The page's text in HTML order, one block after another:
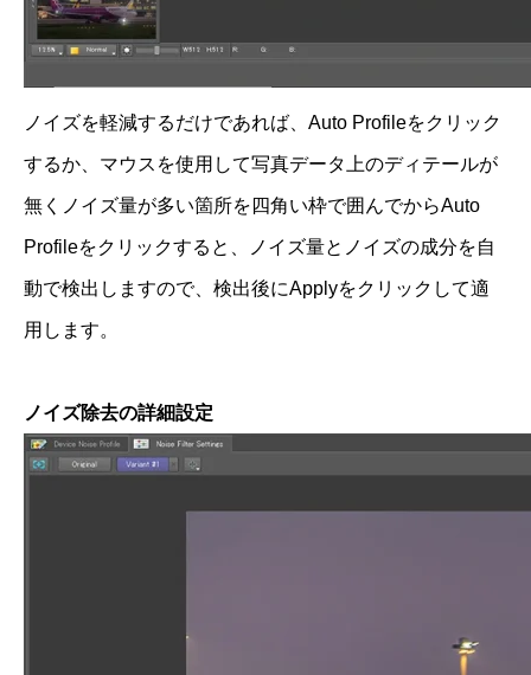
ノイズを軽減するだけであれば、Auto Profileをクリック
するか、マウスを使用して写真データ上のディテールが
無くノイズ量が多い箇所を四角い枠で囲んでからAuto
Profileをクリックすると、ノイズ量とノイズの成分を自
動で検出しますので、検出後にApplyをクリックして適
用します。
ノイズ除去の詳細設定